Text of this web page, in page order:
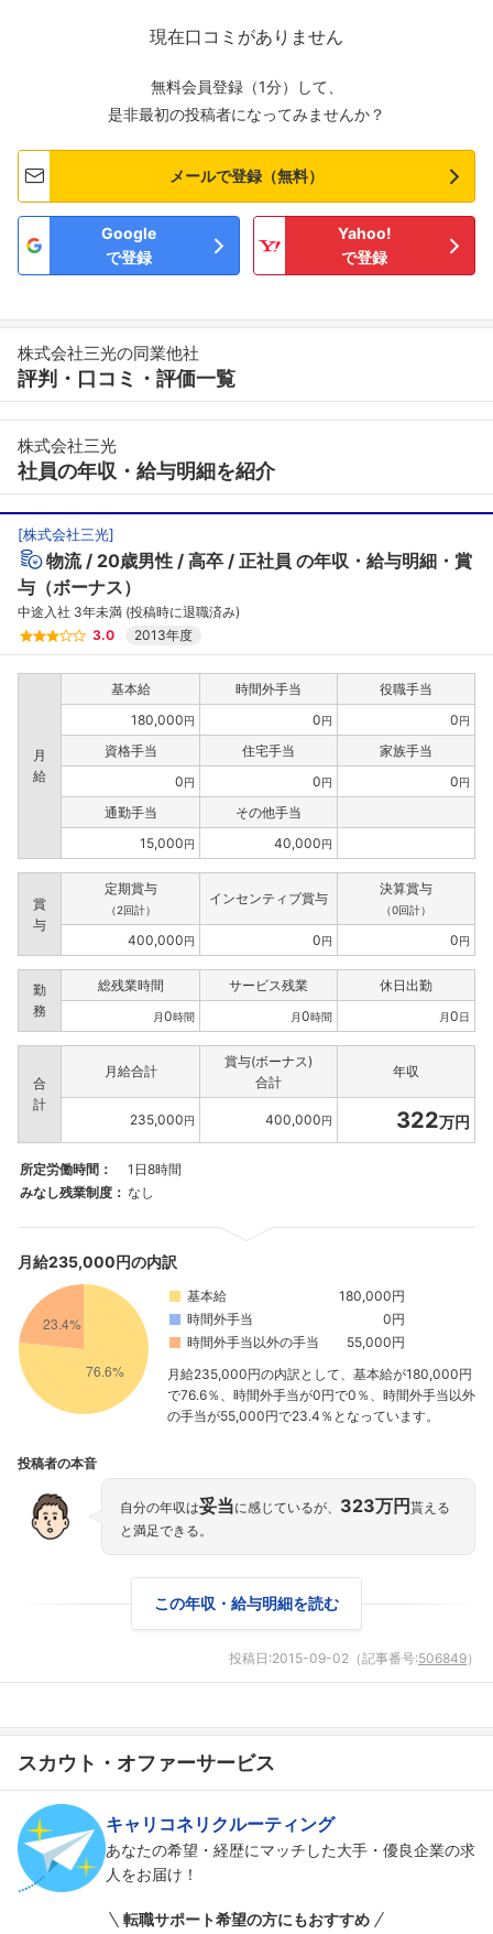
現在口コミがありません
無料会員登録（1分）して、
是非最初の投稿者になってみませんか？
メールで登録（無料）
Google
で登録
Yahoo!
で登録
株式会社三光の同業他社
評判・口コミ・評価一覧
株式会社三光
社員の年収・給与明細を紹介
[株式会社三光]
物流 20歳男性 高卒 正社員 の年収・給与明細・賞
与（ボーナス）
中途入社 3年未満 (投稿時に退職済み)
3.0
2013年度
月
給
基本給 時間外手当
役職手当
180,000円 0円 0円
資格手当 住宅手当
家族手当
0円 0円 0円
通勤手当
その他手当
15,000円 40,000円
賞
与
定期賞与
（2回計）
インセンティブ賞与
決算賞与
（0回計）
400,000円 0円 0円
勤
務
総残業時間 サービス残業 休日出勤
月0時間 月0時間 月0日
合
計
月給合計
賞与(ボーナス)
合計
年収
235,000円 400,000円 322万円
所定労働時間：
1日8時間
みなし残業制度： なし
月給235,000円の内訳
基本給
180,000円
時間外手当
0円
時間外手当以外の手当
55,000円
月給235,000円の内訳として、基本給が180,000円
で76.6％、時間外手当が0円で0％、時間外手当以外
の手当が55,000円で23.4％となっています。
投稿者の本音
自分の年収は妥当に感じているが、 323万円 貰える
と満足できる。
この年収・給与明細を読む
投稿日:2015-09-02 （記事番号:506849）
スカウト・オファーサービス
キャリコネリクルーティング
あなたの希望・経歴にマッチした大手・優良企業の求
人をお届け！
転職サポート希望の方にもおすすめ